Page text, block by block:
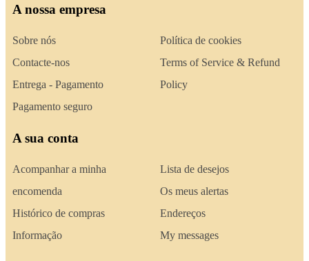
A nossa empresa
Sobre nós
Contacte-nos
Entrega - Pagamento
Pagamento seguro
Política de cookies
Terms of Service & Refund
Policy
A sua conta
Acompanhar a minha
encomenda
Histórico de compras
Informação
Lista de desejos
Os meus alertas
Endereços
My messages